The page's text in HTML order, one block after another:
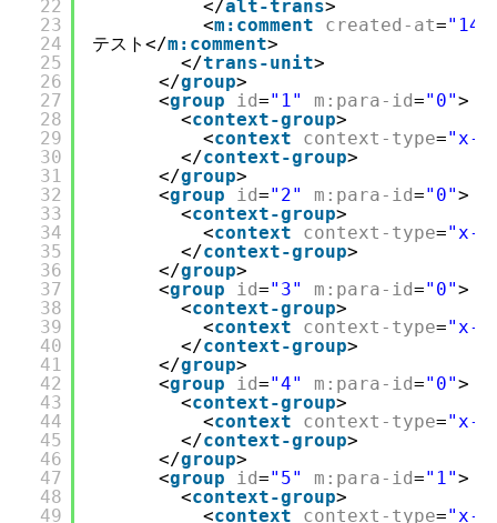
22
23
24
25
26
27
28
29
30
31
32
33
34
35
36
37
38
39
40
41
42
43
44
45
46
47
48
49
</alt-trans>
<m:comment created-at=
テスト</m:comment>
</trans-unit>
</group>
<group id="1" m:para-id="0">
<context-group>
<context context-type="x-
</context-group>
</group>
<group id="2" m:para-id="0">
<context-group>
<context context-type="x-
</context-group>
</group>
<group id="3" m:para-id="0">
<context-group>
<context context-type="x-
</context-group>
</group>
<group id="4" m:para-id="0">
<context-group>
<context context-type="x-
</context-group>
</group>
<group id="5" m:para-id="1">
<context-group>
<context context-type="x-